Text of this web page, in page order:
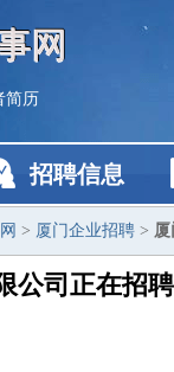
网
简历
招聘信息
> 厦门企业招聘 >
公司正在招